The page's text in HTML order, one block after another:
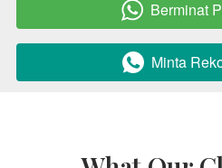
` Berminat
` Minta